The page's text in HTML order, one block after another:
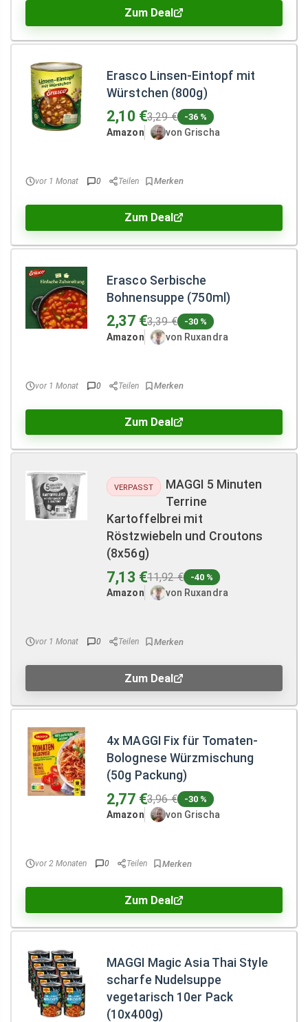
Zum Deal
Erasco Linsen-Eintopf mit
Würstchen (800g)
2,10 €3,29 € -36 %
Amazon von Grischa
vor 1 Monat 0 Teilen
Zum Deal
Erasco Serbische
Bohnensuppe (750ml)
2,37 €3,39 € -30 %
Amazon von Ruxandra
vor 1 Monat 0 Teilen
Zum Deal
VERPASST
MAGGI 5 Minuten
Terrine
Kartoffelbrei mit
Röstzwiebeln und Croutons
(8x56g)
7,13 €11,92 € -40 %
Amazon von Ruxandra
vor 1 Monat 0 Teilen
Zum Deal
4x MAGGI Fix für Tomaten-
Bolognese Würzmischung
(50g Packung)
2,77 €3,96 € -30 %
Amazon von Grischa
vor 2 Monaten 0 Teilen
Zum Deal
MAGGI Magic Asia Thai Style
scharfe Nudelsuppe
vegetarisch 10er Pack
(10x400g)